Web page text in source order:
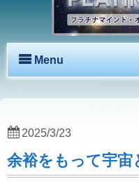
Menu
余裕をもって宇宙
2025/3/23